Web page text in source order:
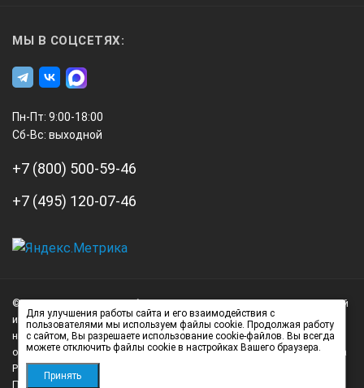
МЫ В СОЦСЕТЯХ:
Пн-Пт: 9:00-18:00
Сб-Вс: выходной
+7 (800) 500-59-46
+7 (495) 120-07-46
Нагорный
проезд
д.7
стр.
© 2026 А3 Инжиниринг Обращаем Ваше внимание на то, что данный
интернет-сайт носит исключительно информационный характер и
ни при каких условиях не является публичной офертой,
определяемой положениями статьи 437 (2) Гражданского кодекса
Российской Федерации.
Политика обработки персональных данных
Для улучшения работы сайта и его взаимодействия с
пользователями мы используем файлы cookie. Продолжая работу
с сайтом, Вы разрешаете использование cookie-файлов. Вы всегда
можете отключить файлы cookie в настройках Вашего браузера.
Принять